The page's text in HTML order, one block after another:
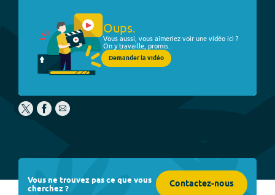
Oups.
Vous aussi, vous aimeriez voir une vidéo ici ?
On y travaille, promis.
Demander la vidéo
Vous ne trouvez pas ce que vous
cherchez ? Contactez-nous